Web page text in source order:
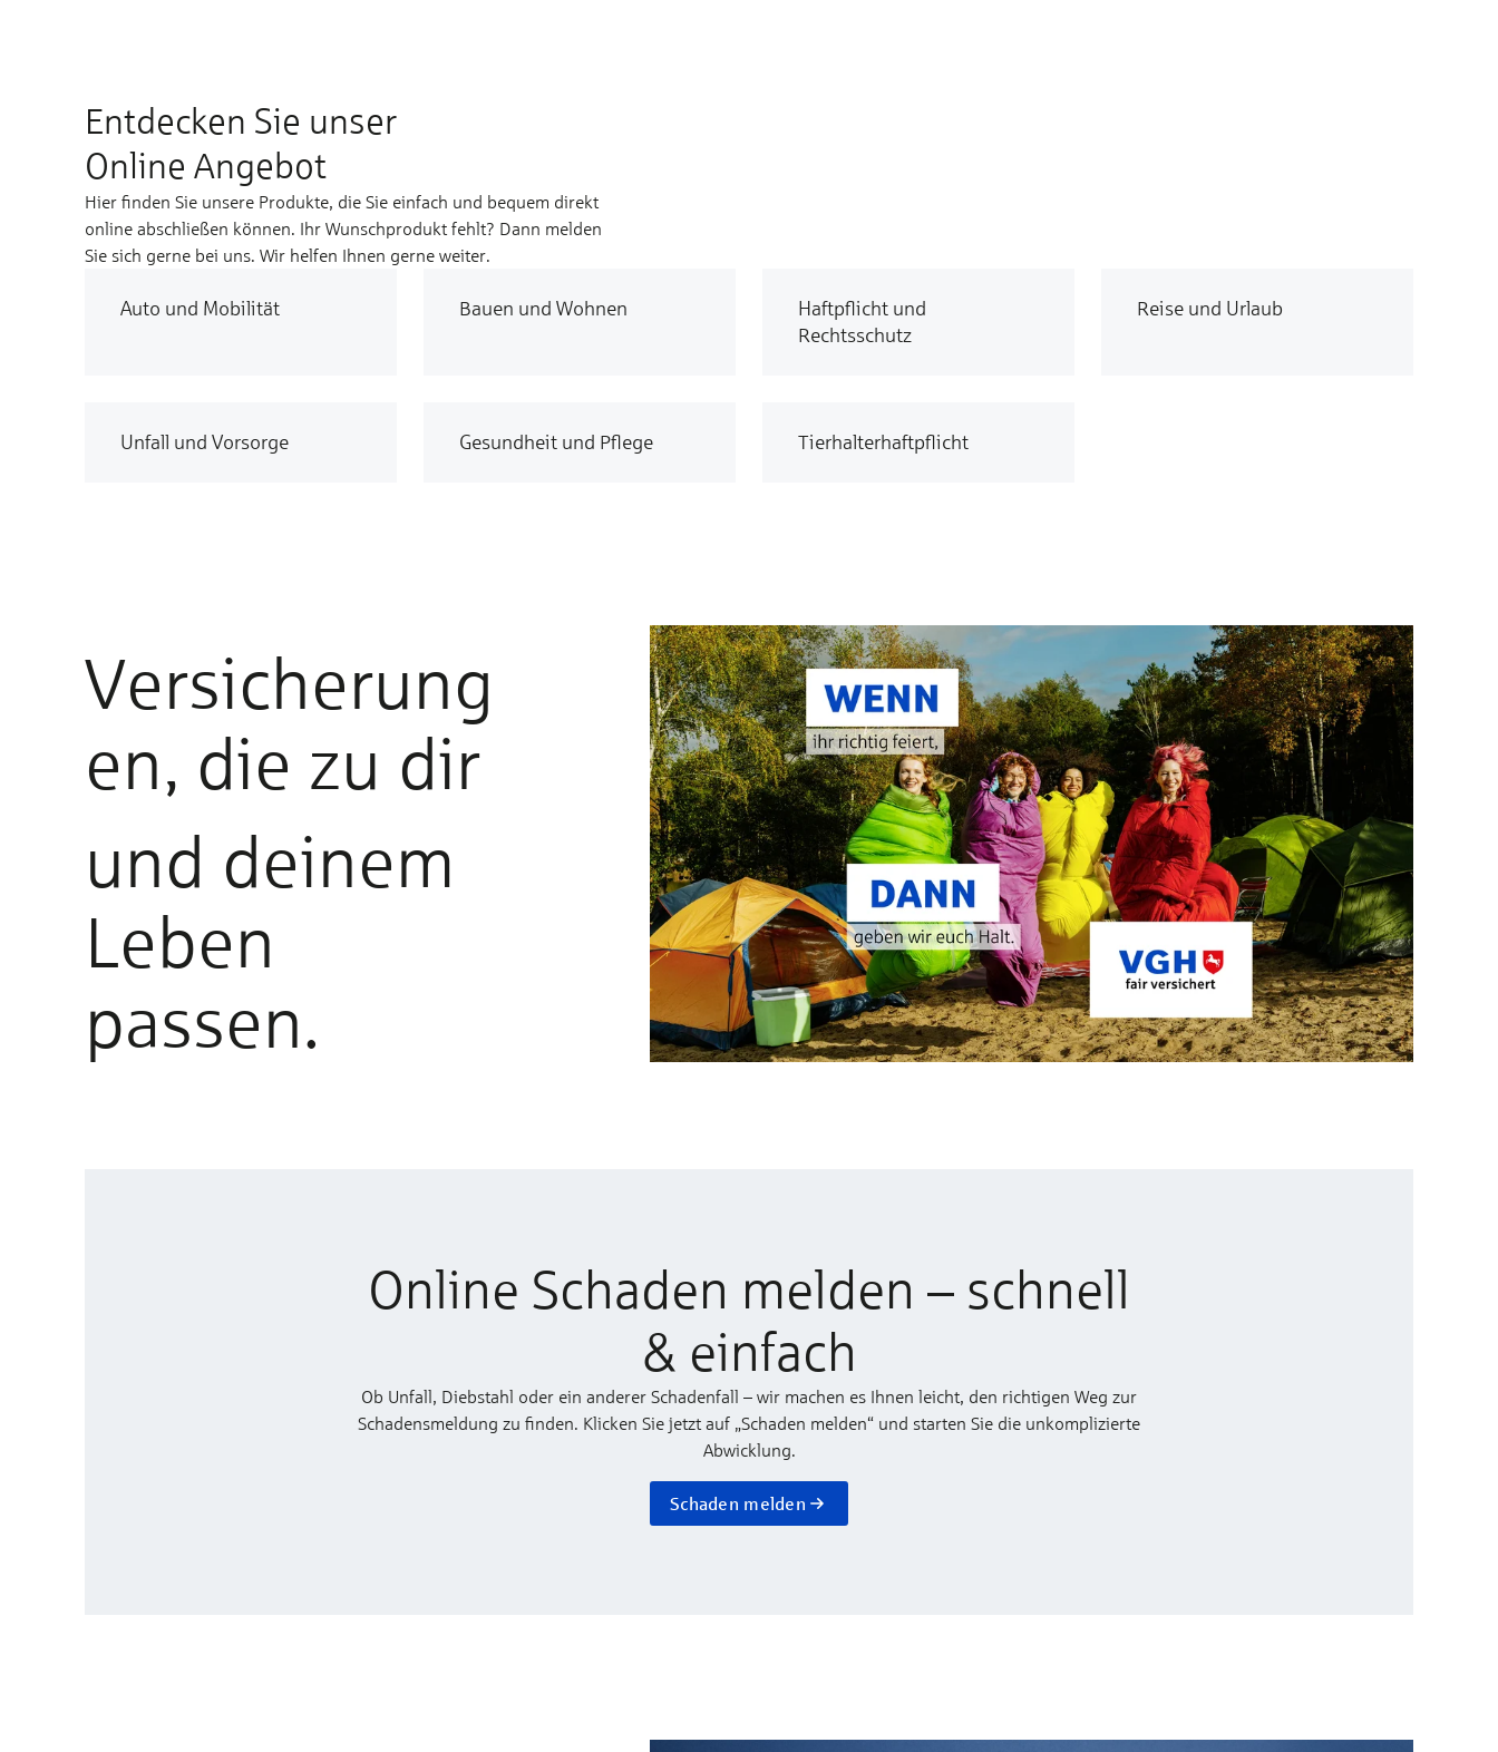
Entdecken Sie unser
Online Angebot
Hier finden Sie unsere Produkte, die Sie einfach und bequem direkt
online abschließen können. Ihr Wunschprodukt fehlt? Dann melden
Sie sich gerne bei uns. Wir helfen Ihnen gerne weiter.
Auto und Mobilität Bauen und Wohnen
Haftpflicht und
Rechtsschutz
Reise und Urlaub
Unfall und Vorsorge Gesundheit und Pflege Tierhalterhaftpflicht
Versicherung
en, die zu dir
und deinem
Leben
passen.
Online Schaden melden – schnell
& einfach
Ob Unfall, Diebstahl oder ein anderer Schadenfall – wir machen es Ihnen leicht, den richtigen Weg zur
Schadensmeldung zu finden. Klicken Sie jetzt auf „Schaden melden“ und starten Sie die unkomplizierte
Abwicklung.
Schaden melden